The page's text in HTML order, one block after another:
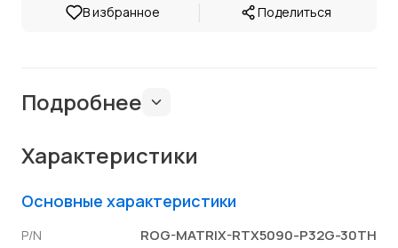
В избранное | Поделиться
Подробнее
Характеристики
Основные характеристики
P/N ROG-MATRIX-RTX5090-P32G-30TH